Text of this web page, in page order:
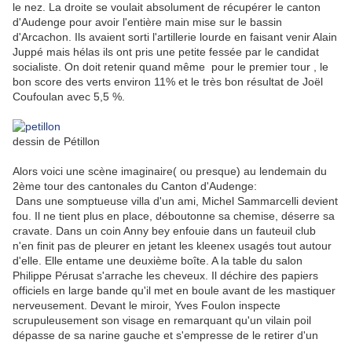
le nez. La droite se voulait absolument de récupérer le canton
d'Audenge pour avoir l'entière main mise sur le bassin
d'Arcachon. Ils avaient sorti l'artillerie lourde en faisant venir Alain
Juppé mais hélas ils ont pris une petite fessée par le candidat
socialiste. On doit retenir quand même pour le premier tour , le
bon score des verts environ 11% et le très bon résultat de Joël
Coufoulan avec 5,5 %.
dessin de Pétillon
Alors voici une scène imaginaire( ou presque) au lendemain du
2ème tour des cantonales du Canton d'Audenge:
Dans une somptueuse villa d'un ami, Michel Sammarcelli devient
fou. Il ne tient plus en place, déboutonne sa chemise, déserre sa
cravate. Dans un coin Anny bey enfouie dans un fauteuil club
n'en finit pas de pleurer en jetant les kleenex usagés tout autour
d'elle. Elle entame une deuxième boîte. A la table du salon
Philippe Pérusat s'arrache les cheveux. Il déchire des papiers
officiels en large bande qu'il met en boule avant de les mastiquer
nerveusement. Devant le miroir, Yves Foulon inspecte
scrupuleusement son visage en remarquant qu'un vilain poil
dépasse de sa narine gauche et s'empresse de le retirer d'un